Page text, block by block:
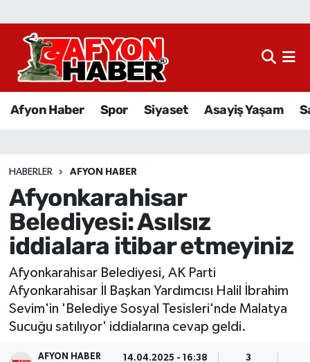
Afyon Haber Spor Siyaset Asayiş Yaşam
HABERLER AFYON HABER
Afyonkarahisar
Belediyesi: Asılsız
iddialara itibar etmeyiniz
Afyonkarahisar Belediyesi, AK Parti
Afyonkarahisar İl Başkan Yardımcısı Halil İbrahim
Sevim'in 'Belediye Sosyal Tesisleri'nde Malatya
Sucuğu satılıyor' iddialarına cevap geldi.
AFYON HABER 14.04.2025 - 16:38 3
Afyon Haber
Sağlık
Eğitim
Ekonomi
Magazin